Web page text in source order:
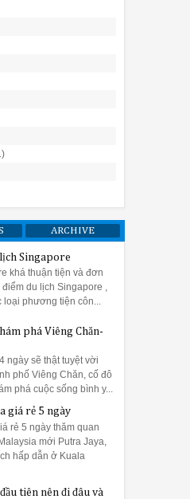
ARCHIVE
Singapore
khá thuận tiện và đơn
du lịch Singapore ,
loại phương tiện côn...
phá Viêng Chăn-
ngày sẽ thật tuyệt vời
phố Viêng Chăn, cố đô
phá cuộc sống bình y...
giá rẻ 5 ngày
rẻ 5 ngày thăm quan
mới Putra Jaya,
hấp dẫn ở Kuala
tiên nên đi đâu và